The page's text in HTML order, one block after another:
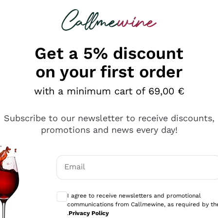
looking for
è male ma secondo me ci sono alternative che
Get a 5% discount
on your first order
with a minimum cart of 69,00 €
Subscribe to our newsletter to receive discounts,
promotions and news every day!
Email
I agree to receive newsletters and promotional
communications from Callmewine, as required by
.Privacy Policy